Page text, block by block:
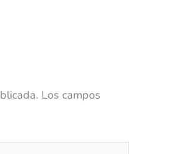
Los campos